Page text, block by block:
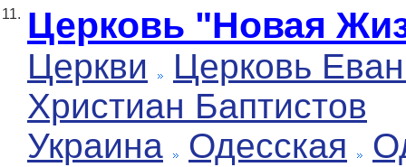
11. Церковь "Новая
Церкви
Церковь
Христиан Баптистов
Украина
Одесская